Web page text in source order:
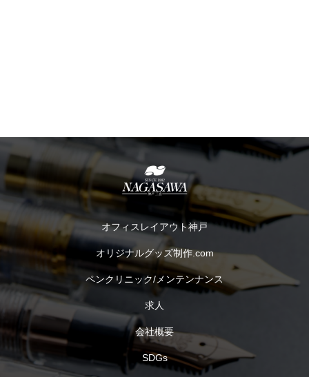
オフィスレイアウト神戸
オリジナルグッズ制作.com
ペンクリニック/メンテンナンス
求人
会社概要
SDGs